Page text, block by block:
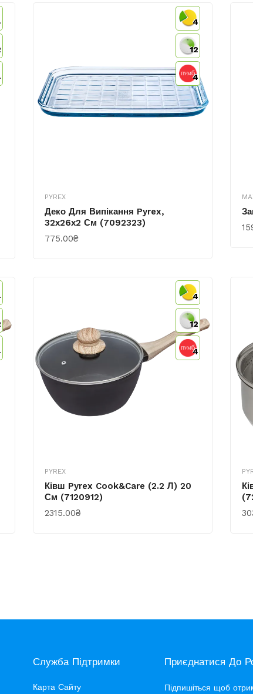
4
12
4
PYREX
Деко Для Випікання Pyrex,
32х26х2 См (7092323)
775.00₴
КУПИТИ
4
12
4
PYREX
Ківш Pyrex Cook&Care (2.2 Л) 20
См (7120912)
2315.00₴
КУПИТИ
Служба Підтримки
Карта Сайту
Приєднатися До
Підпишіться щоб